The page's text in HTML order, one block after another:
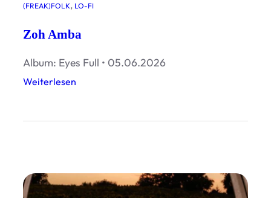
(FREAK)FOLK, LO-FI
Zoh Amba
Album: Eyes Full • 05.06.2026
Weiterlesen
m
b